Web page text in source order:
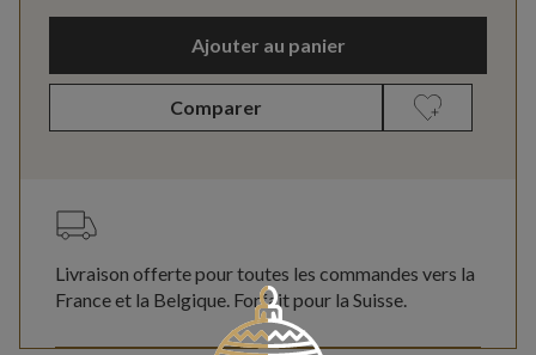
Ajouter au panier
Comparer
Livraison offerte pour toutes les commandes vers la
France et la Belgique. Forfait pour la Suisse.